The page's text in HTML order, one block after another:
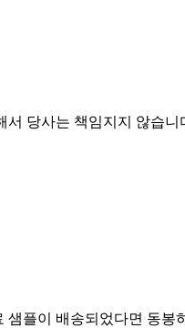
당사는 책임지지 않습니
플이 배송되었다면 동봉